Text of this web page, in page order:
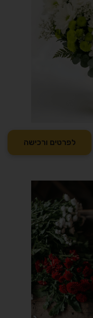
לפרטים ורכישה